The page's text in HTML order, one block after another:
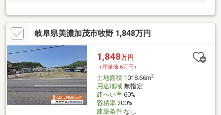
岐阜県美濃加茂市牧野 1,848万円
1,848万円
（坪単価:6万円）
土地面積1018.66m2
用途地域無指定
建ぺい率60%
容積率200%
建築条件なし